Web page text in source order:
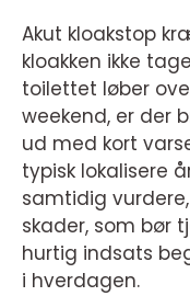
Akut kloakstop
kloakken ikke
toilettet løber
weekend, er der
ud med kort
typisk lokalisere
samtidig
skader, som bør
hurtig indsats
i hverdagen.